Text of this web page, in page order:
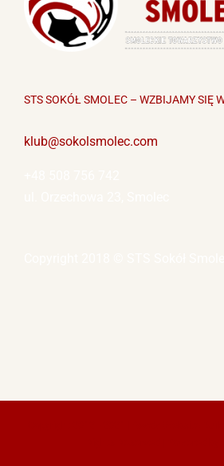
STS SOKÓŁ SMOLEC – WZBIJAMY SIĘ
klub@sokolsmolec.com